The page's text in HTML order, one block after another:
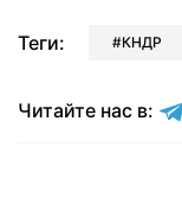
Теги: КНДР
Читайте нас в: